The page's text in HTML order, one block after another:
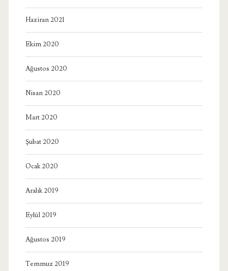
Haziran 2021
Ekim 2020
Ağustos 2020
Nisan 2020
Mart 2020
Şubat 2020
Ocak 2020
Aralık 2019
Eylül 2019
Ağustos 2019
Temmuz 2019